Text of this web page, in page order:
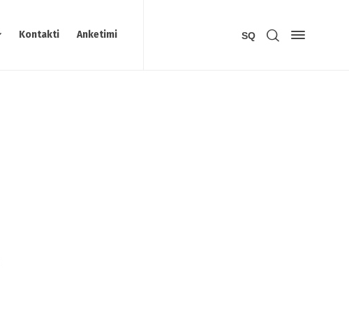
Kontakti Anketimi SQ